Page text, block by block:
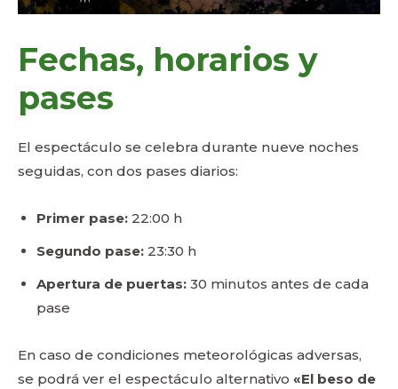
Fechas, horarios y
pases
El espectáculo se celebra durante nueve noches
seguidas, con dos pases diarios:
Primer pase: 22:00 h
Segundo pase: 23:30 h
Apertura de puertas: 30 minutos antes de cada
pase
En caso de condiciones meteorológicas adversas,
se podrá ver el espectáculo alternativo «El beso de